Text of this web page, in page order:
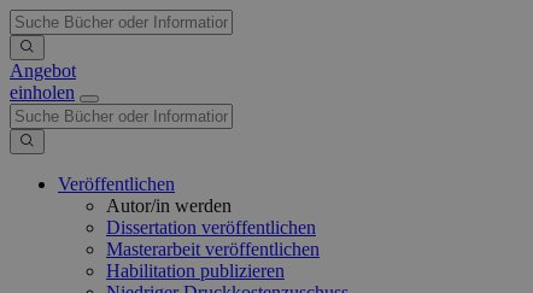
Angebot
einholen
Veröffentlichen
Autor/in werden
Dissertation veröffentlichen
Masterarbeit veröffentlichen
Habilitation publizieren